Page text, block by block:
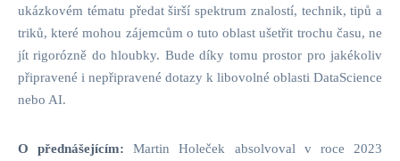
ukázkovém tématu předat širší spektrum znalostí, technik, tipů a
triků, které mohou zájemcům o tuto oblast ušetřit trochu času, ne
jít rigorózně do hloubky. Bude díky tomu prostor pro jakékoliv
připravené i nepřipravené dotazy k libovolné oblasti DataScience
nebo AI.
O přednášejícím: Martin Holeček absolvoval v roce 2023